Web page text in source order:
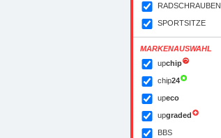
RADSCHRAUBEN
SPORTSITZE
MARKENAUSWAHL
upchip
chip24
upeco
upgraded
BBS